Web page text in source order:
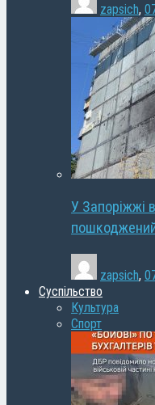
zapsich,
У Запоріжжі
zapsich,
Суспільство
Культура
Спорт